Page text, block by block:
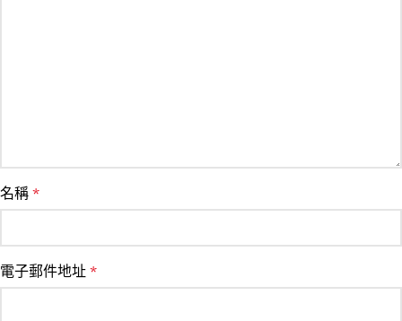
名稱 *
電子郵件地址 *